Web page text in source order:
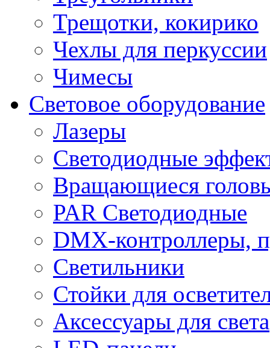
Трещотки, кокирико
Чехлы для перкуссии
Чимесы
Световое оборудование
Лазеры
Светодиодные
Вращающиеся
PAR Светодиодные
DMX-контроллеры,
Светильники
Стойки для
Аксессуары для света